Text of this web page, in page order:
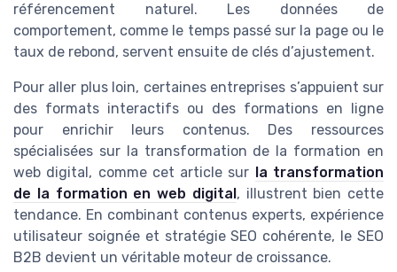
référencement naturel. Les données de
comportement, comme le temps passé sur la page ou le
taux de rebond, servent ensuite de clés d’ajustement.
Pour aller plus loin, certaines entreprises s’appuient sur
des formats interactifs ou des formations en ligne
pour enrichir leurs contenus. Des ressources
spécialisées sur la transformation de la formation en
web digital, comme cet article sur
la transformation
de la formation en web digital , illustrent bien cette
tendance. En combinant contenus experts, expérience
utilisateur soignée et stratégie SEO cohérente, le SEO
B2B devient un véritable moteur de croissance.